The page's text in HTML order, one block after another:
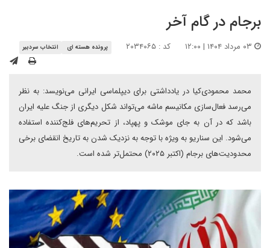
برجام در گام آخر
کد : ۲۰۳۴۰۶۵ پرونده هسته ای انتخاب سردبیر
محمد محمودی‌کیا در یادداشتی برای دیپلماسی ایرانی می‌نویسد: به نظر
می‌رسد فعال‌سازی مکانیسم ماشه می‌تواند شکل دیگری از جنگ علیه ایران
باشد که در آن به جای موشک و پهپاد، از تحریم‌های فلج‌کننده استفاده
می‌شود. این سناریو به ویژه با توجه به نزدیک شدن به تاریخ انقضای برخی
محدودیت‌های برجام (اکتبر ۲۰۲۵) محتمل‌تر شده است.